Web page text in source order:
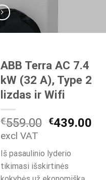
ABB Terra AC 7.4
kW (32 A), Type 2
lizdas ir Wifi
€559.00 Original
was:
€559.00.
€439.00
excl VAT
Iš pasaulinio lyderio
tikimasi išskirtinės